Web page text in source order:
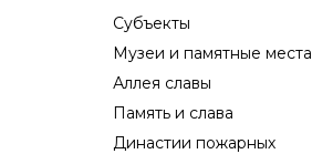
Субъекты
Музеи и памятные места
Аллея славы
Память и слава
Династии пожарных